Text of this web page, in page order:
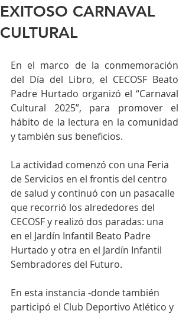
EXITOSO CARNAVAL
CULTURAL
En el marco de la conmemoración
del Día del Libro, el CECOSF Beato
Padre Hurtado organizó el “Carnaval
Cultural 2025”, para promover el
hábito de la lectura en la comunidad
y también sus beneficios.
La actividad comenzó con una Feria
de Servicios en el frontis del centro
de salud y continuó con un pasacalle
que recorrió los alrededores del
CECOSF y realizó dos paradas: una
en el Jardín Infantil Beato Padre
Hurtado y otra en el Jardín Infantil
Sembradores del Futuro.
En esta instancia -donde también
participó el Club Deportivo Atlético y